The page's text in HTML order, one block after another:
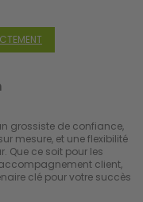
grossiste de confiance,
mesure, et une flexibilité
Que ce soit pour les
client,
clé pour votre succès